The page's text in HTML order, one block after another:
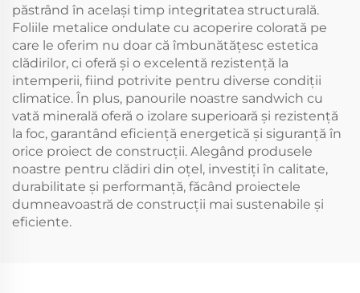
păstrând în același timp integritatea structurală.
Foliile metalice ondulate cu acoperire colorată pe
care le oferim nu doar că îmbunătățesc estetica
clădirilor, ci oferă și o excelentă rezistență la
intemperii, fiind potrivite pentru diverse condiții
climatice. În plus, panourile noastre sandwich cu
vată minerală oferă o izolare superioară și rezistență
la foc, garantând eficiență energetică și siguranță în
orice proiect de construcții. Alegând produsele
noastre pentru clădiri din oțel, investiți în calitate,
durabilitate și performanță, făcând proiectele
dumneavoastră de construcții mai sustenabile și
eficiente.